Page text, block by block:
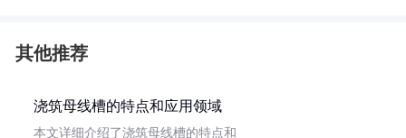
其他推荐
浇筑母线槽的特点和应用领域
本文详细介绍了浇筑母线槽的特点和